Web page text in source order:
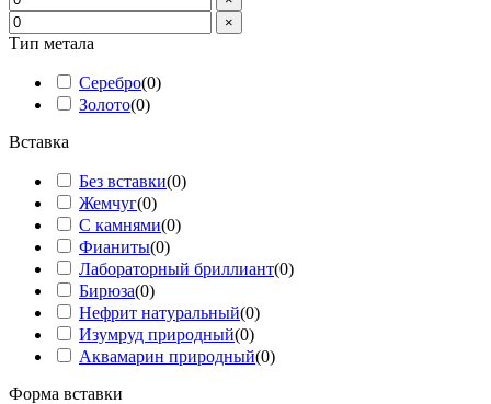
×
Тип метала
Серебро(0)
Золото(0)
Вставка
Без вставки(0)
Жемчуг(0)
С камнями(0)
Фианиты(0)
Лабораторный бриллиант(0)
Бирюза(0)
Нефрит натуральный(0)
Изумруд природный(0)
Аквамарин природный(0)
Форма вставки